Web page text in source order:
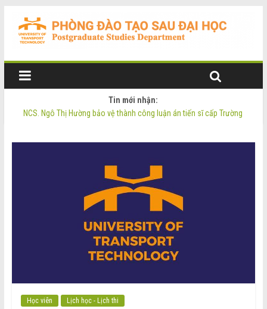
Tin mới nhận:
NCS. Ngô Thị Hường bảo vệ thành công luận án tiến sĩ cấp Trường
NCS. Phạm Thị Oanh bảo vệ thành công luận án tiến sĩ cấp Trường
Học viên Lịch học - Lịch thi